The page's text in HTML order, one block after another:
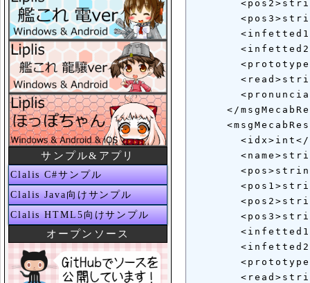
</
サンプル&アプリ
Clalis C#サンプル
Clalis Java向けサンプル
Clalis HTML5向けサンプル
オープンソース